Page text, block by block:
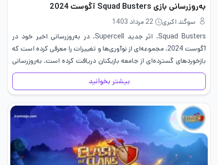
به‌روزرسانی بازی Squad Busters آگوست 2024
سوگند اکبری
22 مرداد 1403
Squad Busters، اثر جدید Supercell، در به‌روزرسانی اخیر خود در
آگوست 2024، مجموعه‌ای از نوآوری‌ها و تغییرات را معرفی کرده است که
بازخوردهای گسترده‌ای از جامعه بازیکنان دریافت کرده است. به‌روزرسانی
بازی Squad Busters آگوست 2024 شامل افزوده‌ها و حذفیات…
بیشتر بخوانید